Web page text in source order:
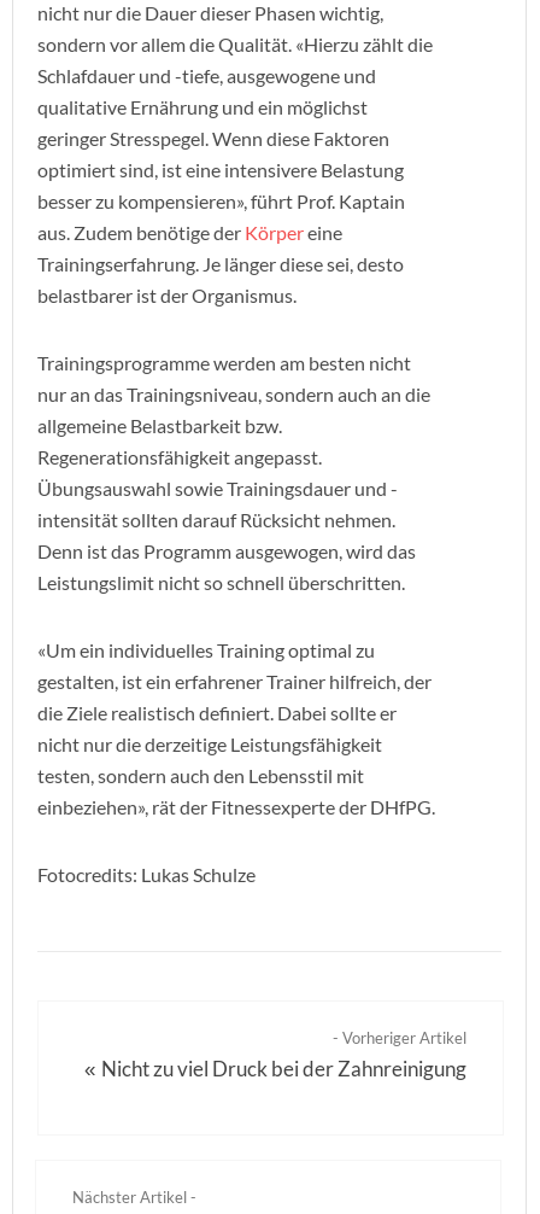
nicht nur die Dauer dieser Phasen wichtig,
sondern vor allem die Qualität. «Hierzu zählt die
Schlafdauer und -tiefe, ausgewogene und
qualitative Ernährung und ein möglichst
geringer Stresspegel. Wenn diese Faktoren
optimiert sind, ist eine intensivere Belastung
besser zu kompensieren», führt Prof. Kaptain
aus. Zudem benötige der Körpereine
Trainingserfahrung. Je länger diese sei, desto
belastbarer ist der Organismus.
Trainingsprogramme werden am besten nicht
nur an das Trainingsniveau, sondern auch an die
allgemeine Belastbarkeit bzw.
Regenerationsfähigkeit angepasst.
Übungsauswahl sowie Trainingsdauer und -
intensität sollten darauf Rücksicht nehmen.
Denn ist das Programm ausgewogen, wird das
Leistungslimit nicht so schnell überschritten.
«Um ein individuelles Training optimal zu
gestalten, ist ein erfahrener Trainer hilfreich, der
die Ziele realistisch definiert. Dabei sollte er
nicht nur die derzeitige Leistungsfähigkeit
testen, sondern auch den Lebensstil mit
einbeziehen», rät der Fitnessexperte der DHfPG.
Fotocredits: Lukas Schulze
- Vorheriger Artikel
« Nicht zu viel Druck bei der Zahnreinigung
Nächster Artikel -